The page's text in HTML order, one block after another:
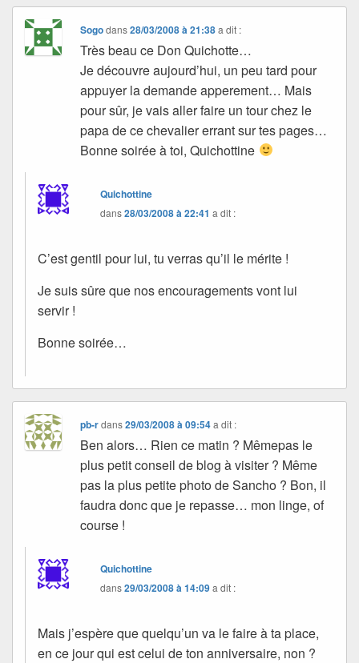
Sogodans28/03/2008 à 21:38 a dit :
Très beau ce Don Quichotte…
Je découvre aujourd’hui, un peu tard pour
appuyer la demande apperement… Mais
pour sûr, je vais aller faire un tour chez le
papa de ce chevalier errant sur tes pages…
Bonne soirée à toi, Quichottine
Quichottine
dans28/03/2008 à 22:41 a dit :
C’est gentil pour lui, tu verras qu’il le mérite !
Je suis sûre que nos encouragements vont lui
servir !
Bonne soirée…
pb-rdans29/03/2008 à 09:54 a dit :
Ben alors… Rien ce matin ? Mêmepas le
plus petit conseil de blog à visiter ? Même
pas la plus petite photo de Sancho ? Bon, il
faudra donc que je repasse… mon linge, of
course !
Quichottine
dans29/03/2008 à 14:09a dit :
Mais j’espère que quelqu’un va le faire à ta place,
en ce jour qui est celui de ton anniversaire, non ?